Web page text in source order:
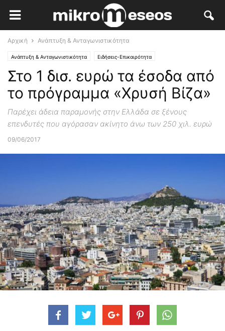
Αρχική Ανάπτυξη & Ανταγωνιστικότητα
Ανάπτυξη & Ανταγωνιστικότητα Ειδήσεις-Επικαιρότητα
Στο 1 δισ. ευρώ τα έσοδα από
το πρόγραμμα «Χρυσή Βίζα»
Παρέχει άδεια παραμονής στην Ελλάδα σε ξένους
επενδυτές που αγόρασαν ακίνητο άνω των 250 χιλ. ευρώ
09/06/2017